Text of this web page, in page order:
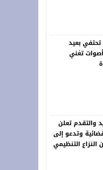
تحتفي بعيد
تغني
والتقدم تعلن
وتدعو إلى
التنظيمي